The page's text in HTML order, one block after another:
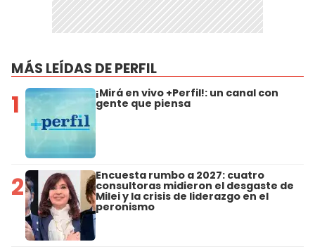
MÁS LEÍDAS DE PERFIL
1 ¡Mirá en vivo +Perfil!: un canal con
gente que piensa
2 Encuesta rumbo a 2027: cuatro
consultoras midieron el desgaste de
Milei y la crisis de liderazgo en el
peronismo